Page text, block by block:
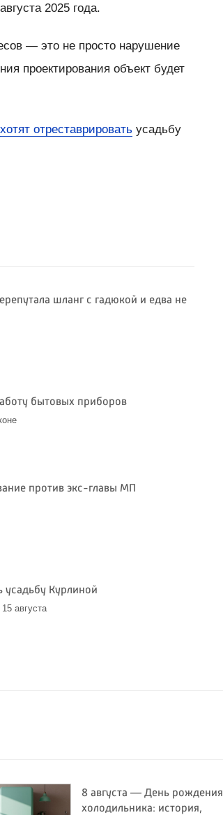
2025 года.
— это не просто нарушение
проектирования объект будет
хотят отреставрировать усадьбу
шланг с гадюкой и едва не
бытовых приборов
против экс-главы МП
усадьбу Курлиной
августа
8 августа — День рождения
холодильника: история,